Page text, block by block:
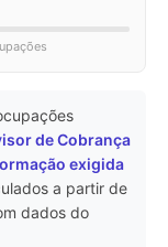
de Cobrança
exigida
a partir de
dados do